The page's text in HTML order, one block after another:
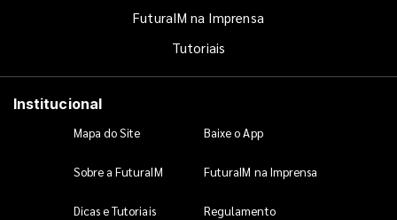
FuturaIM na Imprensa
Tutoriais
Institucional
Mapa do Site Baixe o App
Sobre a FuturaIM FuturaIM na Imprensa
Dicas e Tutoriais Regulamento